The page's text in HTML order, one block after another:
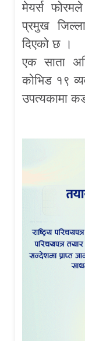
मेयर्स
प्रमुख
दिएको छ ।
एक साता
कोभिड १९
उपत्यकामा